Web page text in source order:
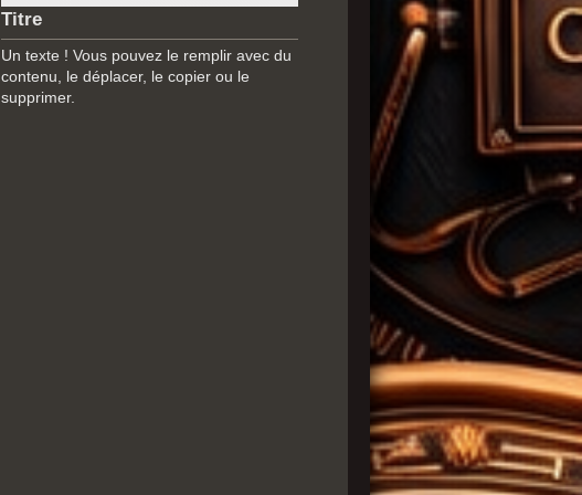
Titre
Un texte ! Vous pouvez le remplir avec du
contenu, le déplacer, le copier ou le
supprimer.